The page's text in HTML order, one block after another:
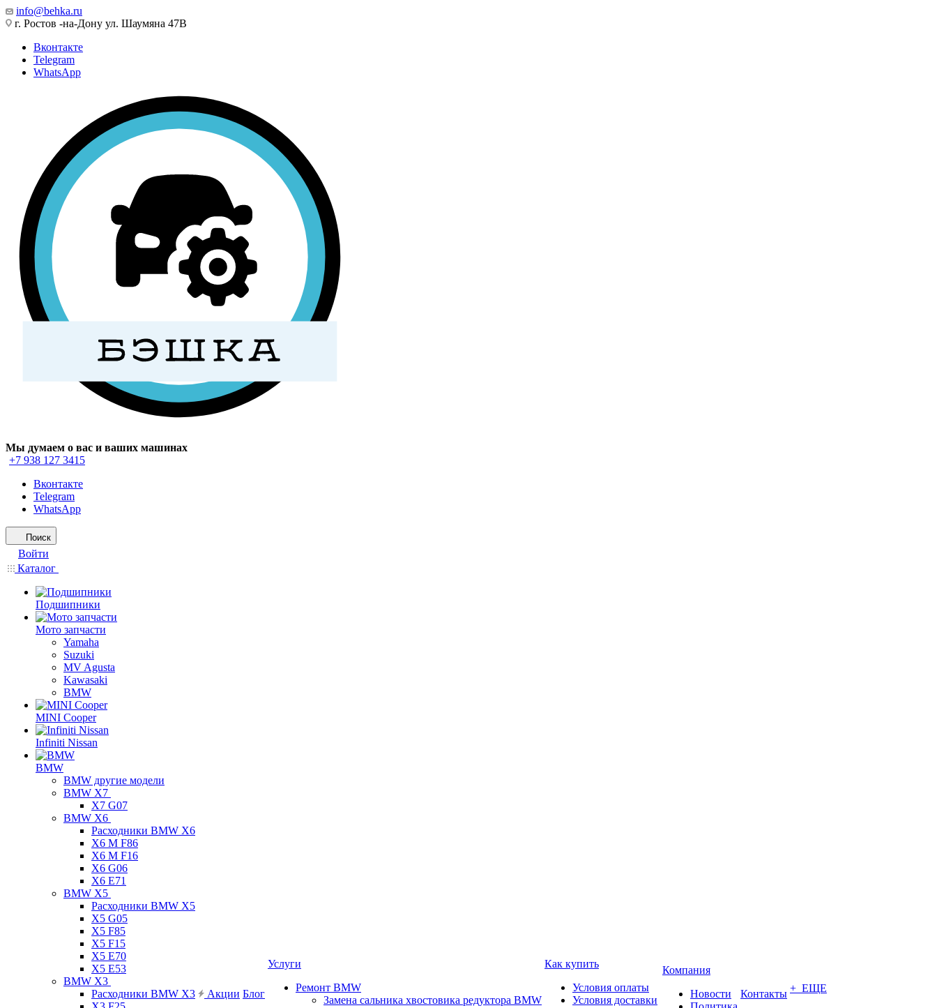
info@behka.ru
г. Ростов -на-Дону ул. Шаумяна 47В
Вконтакте
Telegram
WhatsApp
Мы думаем о вас и ваших машинах
+7 938 127 3415
Вконтакте
Telegram
WhatsApp
Поиск
Войти
Каталог
Подшипники
Мото запчасти
Yamaha
Suzuki
MV Agusta
Kawasaki
BMW
MINI Cooper
Infiniti Nissan
BMW
BMW другие модели
BMW X7
X7 G07
BMW X6
Расходники BMW X6
X6 M F86
X6 M F16
X6 G06
X6 E71
BMW X5
Расходники BMW X5
X5 G05
X5 F85
X5 F15
X5 E70
X5 E53
BMW X3
Расходники BMW X3
Акции Блог
Услуги
Ремонт BMW
Замена сальника хвостовика редуктора BMW
Как купить
Условия оплаты
Условия доставки
Компания
Новости
Контакты + ЕЩЕ